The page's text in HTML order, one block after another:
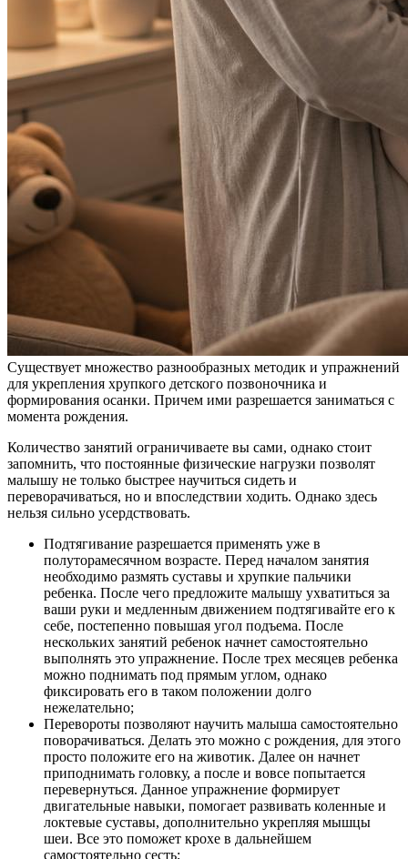
Существует множество разнообразных методик и упражнений
для укрепления хрупкого детского позвоночника и
формирования осанки. Причем ими разрешается заниматься с
момента рождения.
Количество занятий ограничиваете вы сами, однако стоит
запомнить, что постоянные физические нагрузки позволят
малышу не только быстрее научиться сидеть и
переворачиваться, но и впоследствии ходить. Однако здесь
нельзя сильно усердствовать.
Подтягивание разрешается применять уже в
полуторамесячном возрасте. Перед началом занятия
необходимо размять суставы и хрупкие пальчики
ребенка. После чего предложите малышу ухватиться за
ваши руки и медленным движением подтягивайте его к
себе, постепенно повышая угол подъема. После
нескольких занятий ребенок начнет самостоятельно
выполнять это упражнение. После трех месяцев ребенка
можно поднимать под прямым углом, однако
фиксировать его в таком положении долго
нежелательно;
Перевороты позволяют научить малыша самостоятельно
поворачиваться. Делать это можно с рождения, для этого
просто положите его на животик. Далее он начнет
приподнимать головку, а после и вовсе попытается
перевернуться. Данное упражнение формирует
двигательные навыки, помогает развивать коленные и
локтевые суставы, дополнительно укрепляя мышцы
шеи. Все это поможет крохе в дальнейшем
самостоятельно сесть;